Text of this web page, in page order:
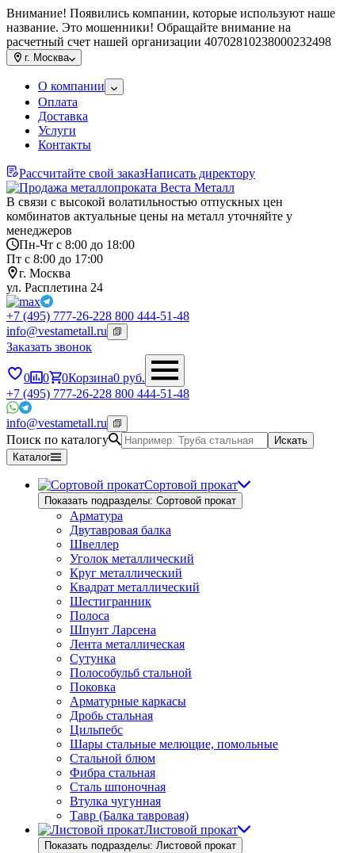
Внимание! Появились компании, которые используют наше
название. Это мошенники! Обращайте внимание на
расчетный счет нашей организации 40702810238000232498
г. Москва
О компании
Оплата
Доставка
Услуги
Контакты
Рассчитайте свой заказНаписать директору
В связи с высокой волатильностью отпускных цен
комбинатов актуальные цены на металл уточняйте у
менеджеров
Пн-Чт с 8:00 до 18:00
Пт с 8:00 до 17:00
г. Москва
ул. Расплетина 24
+7 (495) 777-26-228 800 444-51-48
info@vestametall.ru
Заказать звонок
0 0 0Корзина0 руб.
+7 (495) 777-26-228 800 444-51-48
info@vestametall.ru
Поиск по каталогу
Искать
Каталог
Сортовой прокат
Показать подразделы: Сортовой прокат
Арматура
Двутавровая балка
Швеллер
Уголок металлический
Круг металлический
Квадрат металлический
Шестигранник
Полоса
Шпунт Ларсена
Лента металлическая
Сутунка
Полособульб стальной
Поковка
Арматурные каркасы
Дробь стальная
Цильпебс
Шары стальные мелющие, помольные
Стальной блюм
Фибра стальная
Сталь шпоночная
Втулка чугунная
Тавр (Балка тавровая)
Листовой прокат
Показать подразделы: Листовой прокат